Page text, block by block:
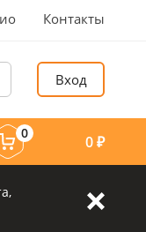
Контакты
Вход
0 0₽